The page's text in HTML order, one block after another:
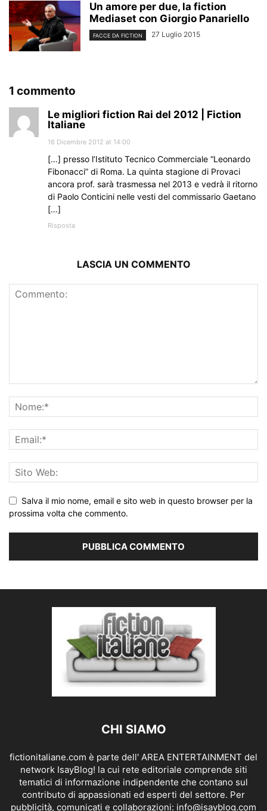
Un amore per due, la fiction
Mediaset con Giorgio Panariello
FACCE DA FICTION 27 Luglio 2015
1 commento
Le migliori fiction Rai del 2012 | Fiction
Italiane
16 Dicembre 2012 at 14:00
[…] presso l’Istituto Tecnico Commerciale “Leonardo
Fibonacci” di Roma. La quinta stagione di Provaci
ancora prof. sarà trasmessa nel 2013 e vedrà il ritorno
di Paolo Conticini nelle vesti del commissario Gaetano
[…]
Risposta
LASCIA UN COMMENTO
Salva il mio nome, email e sito web in questo browser per la
prossima volta che commento.
CHI SIAMO
fictionitaliane.com è parte dell' AREA ENTERTAINMENT del
network IsayBlog! la cui rete editoriale comprende siti
tematici di informazione indipendente che contano sul
contributo di appassionati ed esperti del settore. Per
pubblicità, comunicati e collaborazioni: info@isayblog.com